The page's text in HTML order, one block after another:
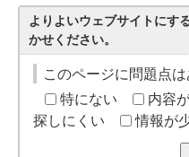
よりよいウェブサイトにす
かせください。
このページに問題点
特にない
内容
探しにくい
情報が